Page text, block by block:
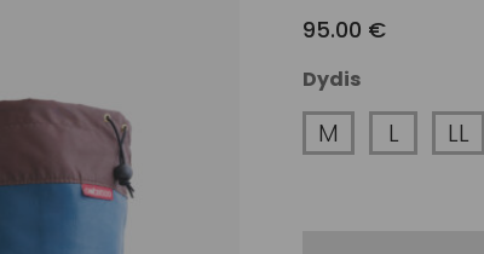
95.00 €
Dydis
M L LL